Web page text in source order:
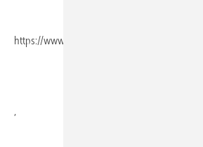
https://www.dierote.de/